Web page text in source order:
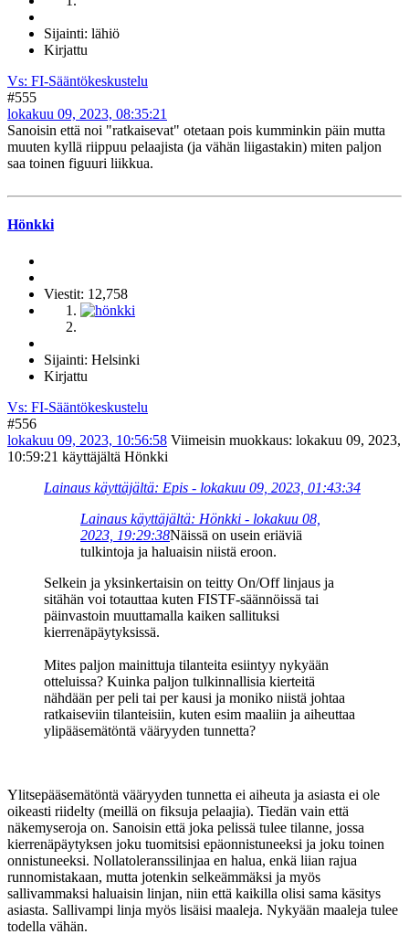
Sijainti: lähiö
Kirjattu
Vs: FI-Sääntökeskustelu
#555
lokakuu 09, 2023, 08:35:21
Sanoisin että noi "ratkaisevat" otetaan pois kumminkin päin mutta
muuten kyllä riippuu pelaajista (ja vähän liigastakin) miten paljon
saa toinen figuuri liikkua.
Hönkki
Viestit: 12,758
Sijainti: Helsinki
Kirjattu
Vs: FI-Sääntökeskustelu
#556
lokakuu 09, 2023, 10:56:58 Viimeisin muokkaus: lokakuu 09, 2023,
10:59:21 käyttäjältä Hönkki
Lainaus käyttäjältä: Epis - lokakuu 09, 2023, 01:43:34
Lainaus käyttäjältä: Hönkki - lokakuu 08,
2023, 19:29:38Näissä on usein eriäviä
tulkintoja ja haluaisin niistä eroon.
Selkein ja yksinkertaisin on teitty On/Off linjaus ja
sitähän voi totauttaa kuten FISTF-säännöissä tai
päinvastoin muuttamalla kaiken sallituksi
kierrenäpäytyksissä.
Mites paljon mainittuja tilanteita esiintyy nykyään
otteluissa? Kuinka paljon tulkinnallisia kierteitä
nähdään per peli tai per kausi ja moniko niistä johtaa
ratkaiseviin tilanteisiin, kuten esim maaliin ja aiheuttaa
ylipääsemätöntä vääryyden tunnetta?
Ylitsepääsemätöntä vääryyden tunnetta ei aiheuta ja asiasta ei ole
oikeasti riidelty (meillä on fiksuja pelaajia). Tiedän vain että
näkemyseroja on. Sanoisin että joka pelissä tulee tilanne, jossa
kierrenäpäytyksen joku tuomitsisi epäonnistuneeksi ja joku toinen
onnistuneeksi. Nollatoleranssilinjaa en halua, enkä liian rajua
runnomistakaan, mutta jotenkin selkeämmäksi ja myös
sallivammaksi haluaisin linjan, niin että kaikilla olisi sama käsitys
asiasta. Sallivampi linja myös lisäisi maaleja. Nykyään maaleja tulee
todella vähän.